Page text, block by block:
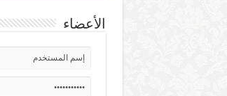
الأعضاء